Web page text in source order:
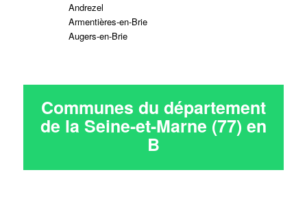
Andrezel
Armentières-en-Brie
Augers-en-Brie
Communes du département
de la Seine-et-Marne (77) en
B